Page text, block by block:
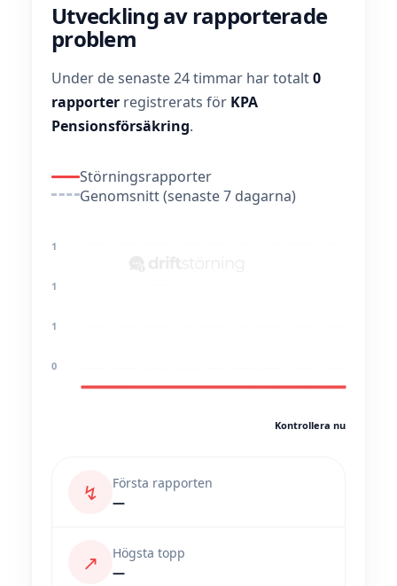
Utveckling av rapporterade
problem
Under de senaste 24 timmar har totalt0
rapporter registrerats för KPA
Pensionsförsäkring.
Störningsrapporter
Genomsnitt (senaste 7 dagarna)
1
1
1
0
Kontrollera nu
↯
Första rapporten
—
↗
Högsta topp
—